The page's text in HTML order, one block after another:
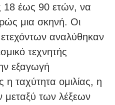
18 έως 90 ετών, να
μια σκηνή. Οι
αναλύθηκαν
τεχνητής
εξαγωγή
ταχύτητα ομιλίας, η
μεταξύ των λέξεων